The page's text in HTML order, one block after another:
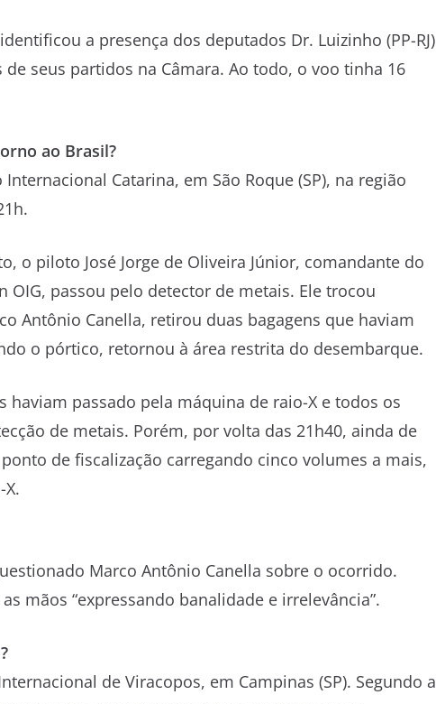
a presença dos deputados Dr. Luizinho (PP-RJ)
seus partidos na Câmara. Ao todo, o voo tinha 16
ao Brasil?
Catarina, em São Roque (SP), na região
o piloto José Jorge de Oliveira Júnior, comandante do
passou pelo detector de metais. Ele trocou
Antônio Canella, retirou duas bagagens que haviam
o pórtico, retornou à área restrita do desembarque.
haviam passado pela máquina de raio-X e todos os
de metais. Porém, por volta das 21h40, ainda de
de fiscalização carregando cinco volumes a mais,
Marco Antônio Canella sobre o ocorrido.
mãos “expressando banalidade e irrelevância”.
de Viracopos, em Campinas (SP). Segundo a